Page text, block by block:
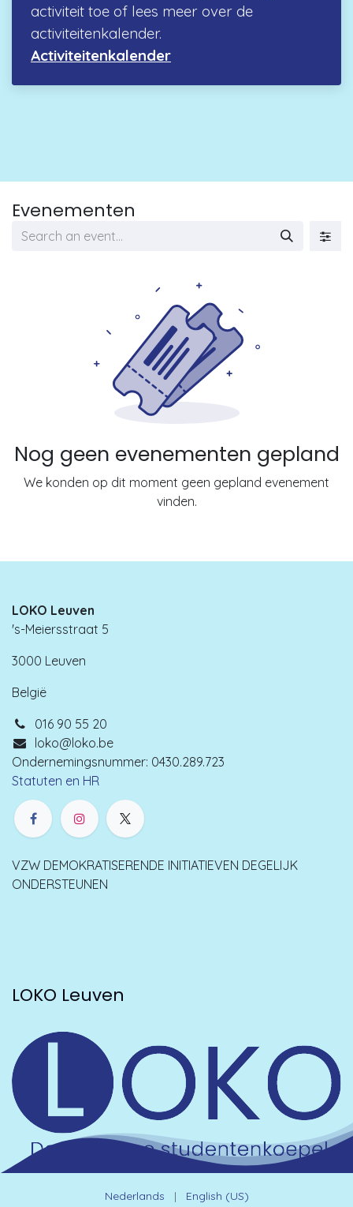
activiteit toe of lees meer over de
activiteitenkalender.
Activiteitenkalender
Evenementen
Nog geen evenementen gepland
We konden op dit moment geen gepland evenement
vinden.
LOKO Leuven
's-Meiersstraat 5
3000 Leuven
België
016 90 55 20
loko@loko.be
Ondernemingsnummer: 0430.289.723
Statuten en HR
VZW DEMOKRATISERENDE INITIATIEVEN DEGELIJK
ONDERSTEUNEN
LOKO Leuven
Nederlands | English (US)